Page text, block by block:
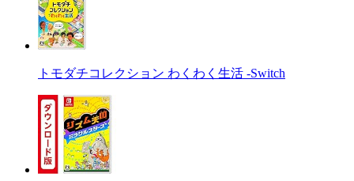
トモダチコレクション わくわく生活 -Switch